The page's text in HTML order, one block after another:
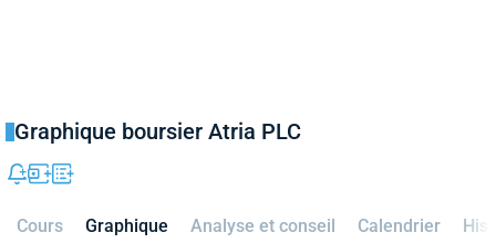
Graphique boursier Atria PLC
Cours Graphique Analyse et conseil Calendrier